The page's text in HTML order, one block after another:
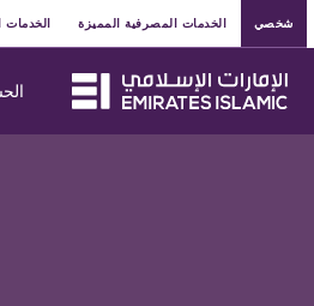
شخصي الخدمات المصرفية المميزة